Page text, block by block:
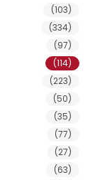
(103)
(334)
(97)
(114)
(223)
(50)
(35)
(77)
(27)
(63)